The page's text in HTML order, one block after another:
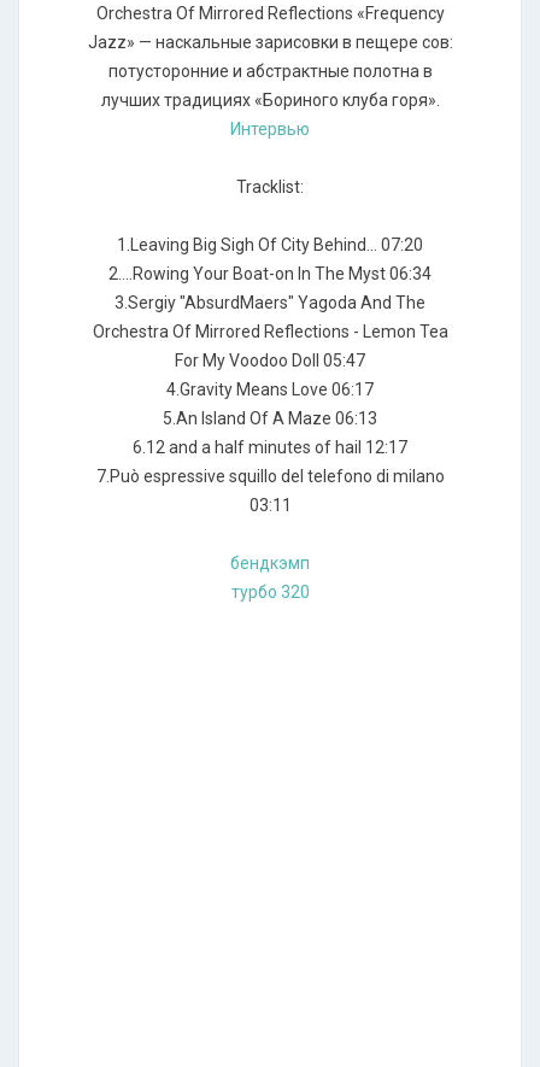
Orchestra Of Mirrored Reflections «Frequency
Jazz» — наскальные зарисовки в пещере сов:
потусторонние и абстрактные полотна в
лучших традициях «Бориного клуба горя».
Интервью
Tracklist:
1.Leaving Big Sigh Of City Behind... 07:20
2....Rowing Your Boat-on In The Myst 06:34
3.Sergiy "AbsurdMaers" Yagoda And The
Orchestra Of Mirrored Reflections - Lemon Tea
For My Voodoo Doll 05:47
4.Gravity Means Love 06:17
5.An Island Of A Maze 06:13
6.12 and a half minutes of hail 12:17
7.Può espressive squillo del telefono di milano
03:11
бендкэмп
турбо 320